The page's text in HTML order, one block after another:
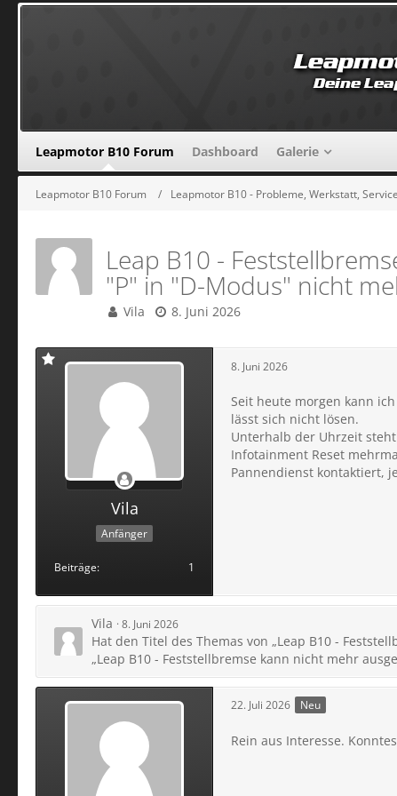
Leapmotor B10 Forum Dashboard Galerie
Leapmotor B10 Forum Leapmotor B10 - Probleme, Werkstatt,
Leap B10 -
"P" in "D-Modus" nicht
Vila 8. Juni 2026
Vila
Anfänger
Beiträge 1
8. Juni 2026
Seit heute morgen kann
lässt sich nicht lösen.
Unterhalb der Uhrzeit
Infotainment Reset
Pannendienst kontaktiert,
Vila 8. Juni 2026
Hat den Titel des Themas von „Leap B10 -
„Leap B10 - Feststellbremse kann nicht mehr
22. Juli 2026 Neu
Rein aus Interesse.